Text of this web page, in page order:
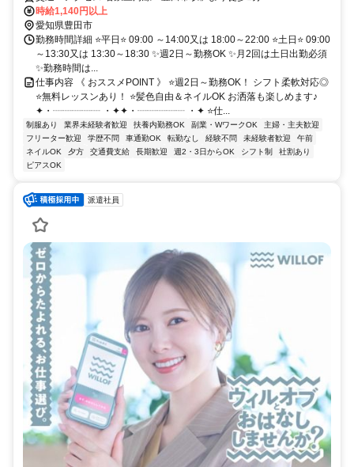
時給1,140円以上
愛知県豊田市
勤務時間詳細 ⭐平日⭐ 09:00 ～14:00又は 18:00～22:00 ⭐土日⭐ 09:00
～13:30又は 13:30～18:30 ✨週2日～勤務OK ✨月2回は土日出勤必須
✨勤務時間は...
仕事内容 《 おススメPOINT 》 ⭐週2日～勤務OK！ シフト柔軟対応◎
⭐無料レッスンあり！ ⭐髪色自由＆ネイルOK お洒落も楽しめます♪
✦・┈┈┈┈┈ ・✦✦・┈┈┈┈┈ ・✦ ⭐仕...
制服あり 業界未経験者歓迎 扶養内勤務OK 副業・WワークOK
主婦・主夫歓迎
フリーター歓迎
学歴不問 車通勤OK 転勤なし 経験不問 未経験者歓迎
午前
ネイルOK
夕方 交通費支給 長期歓迎 週2・3日からOK シフト制
社割あり
ピアスOK
派遣社員